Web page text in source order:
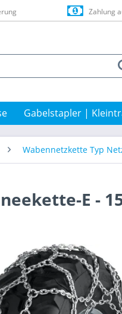
Zahlung
Gabelstapler |
Wabennetzkette Typ
E -